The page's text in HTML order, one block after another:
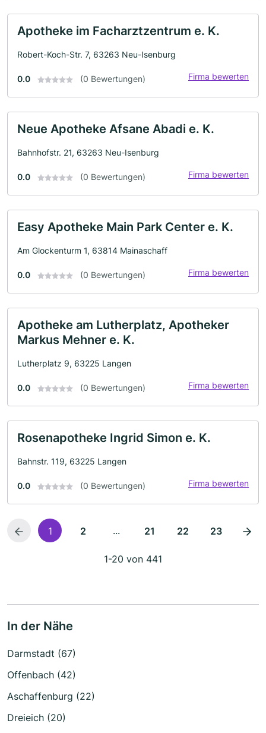
Apotheke im Facharztzentrum e. K.
Robert-Koch-Str. 7, 63263 Neu-Isenburg
0.0 (0 Bewertungen) Firma bewerten
Neue Apotheke Afsane Abadi e. K.
Bahnhofstr. 21, 63263 Neu-Isenburg
0.0 (0 Bewertungen) Firma bewerten
Easy Apotheke Main Park Center e. K.
Am Glockenturm 1, 63814 Mainaschaff
0.0 (0 Bewertungen) Firma bewerten
Apotheke am Lutherplatz, Apotheker
Markus Mehner e. K.
Lutherplatz 9, 63225 Langen
0.0 (0 Bewertungen) Firma bewerten
Rosenapotheke Ingrid Simon e. K.
Bahnstr. 119, 63225 Langen
0.0 (0 Bewertungen) Firma bewerten
1 2 ... 21 22 23
1-20 von 441
In der Nähe
Darmstadt (67)
Offenbach (42)
Aschaffenburg (22)
Dreieich (20)